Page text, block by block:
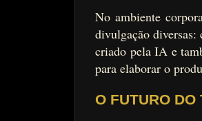
No ambiente
divulgação diversas:
criado pela IA e
para elaborar o
O FUTURO